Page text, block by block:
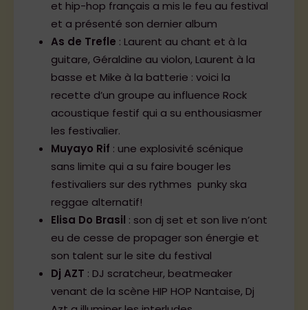
et hip-hop français a mis le feu au festival
et a présenté son dernier album
As de Trefle : Laurent au chant et à la
guitare, Géraldine au violon, Laurent à la
basse et Mike à la batterie : voici la
recette d’un groupe au influence Rock
acoustique festif qui a su enthousiasmer
les festivalier.
Muyayo Rif : une explosivité scénique
sans limite qui a su faire bouger les
festivaliers sur des rythmes punky ska
reggae alternatif!
Elisa Do Brasil : son dj set et son live n’ont
eu de cesse de propager son énergie et
son talent sur le site du festival
Dj AZT : DJ scratcheur, beatmeaker
venant de la scène HIP HOP Nantaise, Dj